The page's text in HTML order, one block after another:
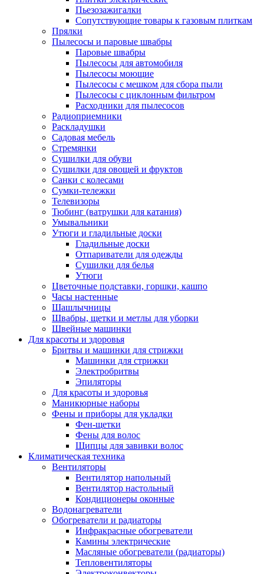
Пьезозажигалки
Сопутствующие товары к газовым плиткам
Прялки
Пылесосы и паровые швабры
Паровые швабры
Пылесосы для автомобиля
Пылесосы моющие
Пылесосы с мешком для сбора пыли
Пылесосы с циклонным фильтром
Расходники для пылесосов
Радиоприемники
Раскладушки
Садовая мебель
Стремянки
Сушилки для обуви
Сушилки для овощей и фруктов
Санки с колесами
Сумки-тележки
Телевизоры
Тюбинг (ватрушки для катания)
Умывальники
Утюги и гладильные доски
Гладильные доски
Отпариватели для одежды
Сушилки для белья
Утюги
Цветочные подставки, горшки, кашпо
Часы настенные
Шашлычницы
Швабры, щетки и метлы для уборки
Швейные машинки
Для красоты и здоровья
Бритвы и машинки для стрижки
Машинки для стрижки
Электробритвы
Эпиляторы
Для красоты и здоровья
Маникюрные наборы
Фены и приборы для укладки
Фен-щетки
Фены для волос
Щипцы для завивки волос
Климатическая техника
Вентиляторы
Вентилятор напольный
Вентилятор настольный
Кондиционеры оконные
Водонагреватели
Обогреватели и радиаторы
Инфракрасные обогреватели
Камины электрические
Масляные обогреватели (радиаторы)
Тепловентиляторы